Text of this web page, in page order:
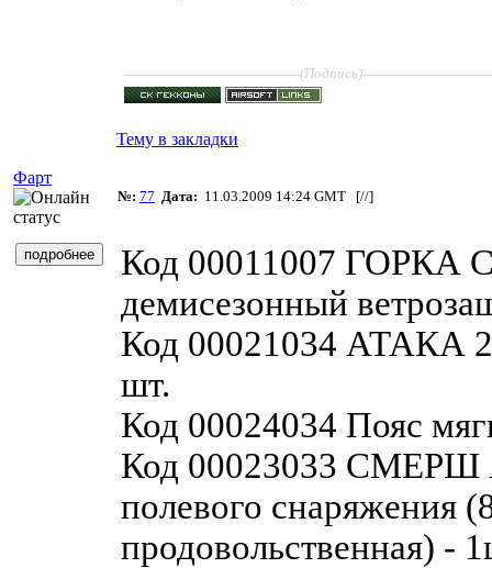
(Подпись)
Тему в закладки
Фарт
№: 77 Дата: 11.03.2009 14:24 GMT [//]
Код 00011007 ГОРКА
демисезонный
Код 00021034 АТАКА
шт.
Код 00024034 Пояс
Код 00023033 СМЕРШ
полевого
продовольственная) -